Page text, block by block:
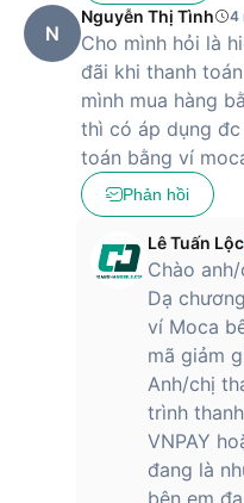
Hoàng Hà Mobile với mức
chi nhánh Hoàng Hà
được miễn phí vận
hành chính hãng 12 tháng.
N
Nguyễn Thị Tình 4
Cho mình hỏi là
đãi khi thanh
mình mua hàng
thì có áp dụng
toán bằng ví
Phản hồi
Lê Tuấn Lộc
Chào anh/
Dạ
ví Moca
mã giảm
Anh/chị
trình
VNPAY
đang là
bên em